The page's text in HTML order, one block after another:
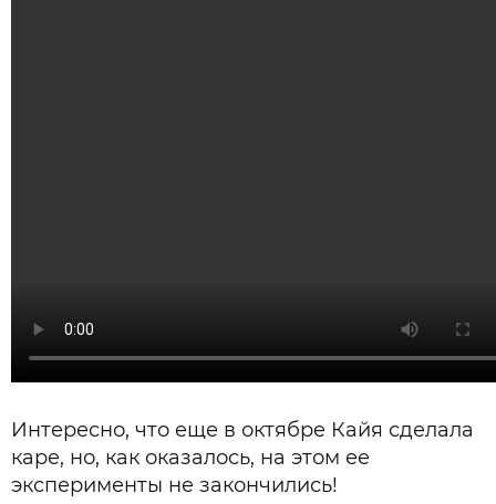
Интересно, что еще в октябре Кайя сделала
каре, но, как оказалось, на этом ее
эксперименты не закончились!